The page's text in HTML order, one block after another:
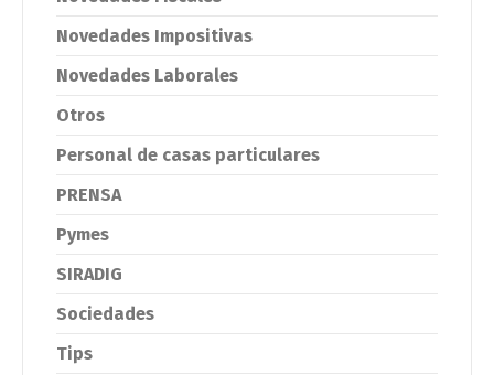
Novedades Impositivas
Novedades Laborales
Otros
Personal de casas particulares
PRENSA
Pymes
SIRADIG
Sociedades
Tips